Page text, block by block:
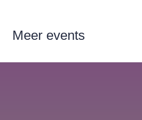
Meer events